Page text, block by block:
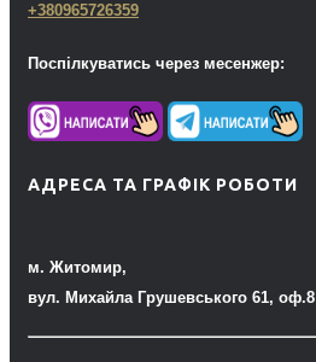
+380965726359
Поспілкуватись через месенжер:
АДРЕСА ТА ГРАФІК РОБОТИ
м. Житомир,
вул. Михайла Грушевського 61, оф.8